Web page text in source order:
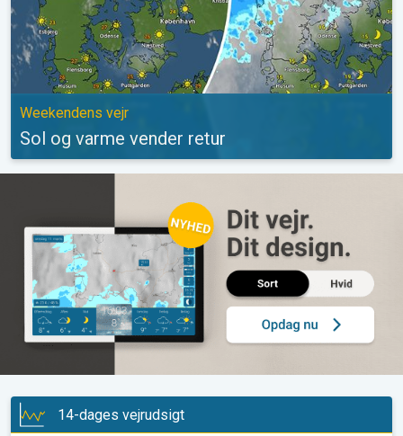
Weekendens vejr
Sol og varme vender retur
14-dages vejrudsigt